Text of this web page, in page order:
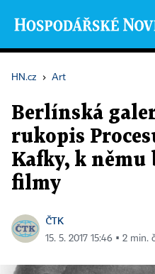
HN.cz › Art
Berlínská
rukopis
Kafky, k
filmy
ČTK
15. 5. 2017 15:46 ▪ 2 min.